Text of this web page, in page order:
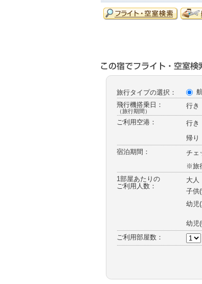
ジ
メ
ニ
予
約
旅行タイプの選択：
飛行機搭乗日：
（旅行期間）
行き
ご利用空港： 行き
帰り
宿泊期間：
チェ
※旅
1部屋あたりの
ご利用人数：
大人
子供
幼児
幼児
ご利用部屋数：